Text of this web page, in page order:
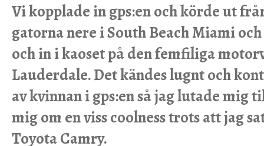
Vi kopplade in gps:en och körde ut
gatorna nere i South Beach Miami
och in i kaoset på den femfiliga
Lauderdale. Det kändes lugnt och
av kvinnan i gps:en så jag lutade mig
mig om en viss coolness trots att jag
Toyota Camry.